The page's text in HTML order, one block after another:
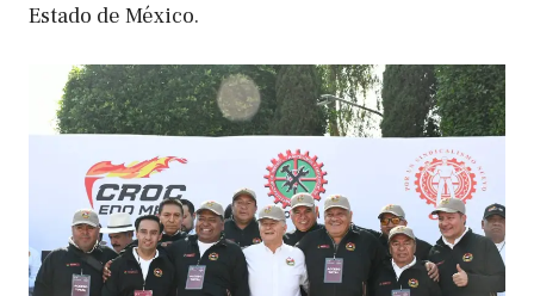
Estado de México.